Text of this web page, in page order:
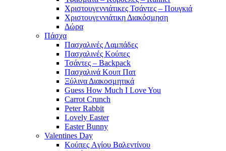
Χριστουγεννιάτικες Τσάντες – Πουγκιά
Χριστουγεννιάτικη Διακόσμηση
Δώρα
Πάσχα
Πασχαλινές Λαμπάδες
Πασχαλινές Κούπες
Τσάντες – Backpack
Πασχαλινά Κουπ Πατ
Ξύλινα Διακοσμητικά
Guess How Much I Love You
Carrot Crunch
Peter Rabbit
Lovely Easter
Easter Bunny
Valentines Day
Κούπες Aγίου Βαλεντίνου